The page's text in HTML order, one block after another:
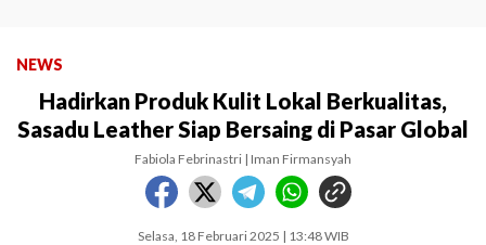
NEWS
Hadirkan Produk Kulit Lokal Berkualitas,
Sasadu Leather Siap Bersaing di Pasar Global
Fabiola Febrinastri | Iman Firmansyah
Selasa, 18 Februari 2025 | 13:48 WIB